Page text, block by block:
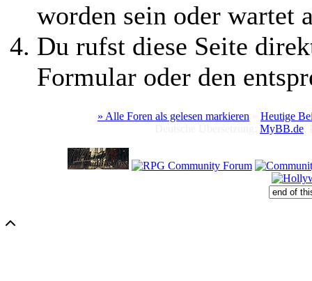
worden sein oder wartet
Du rufst diese Seite
Formular oder den
» Alle Foren als gelesen markieren
Heutige
MyBB.de